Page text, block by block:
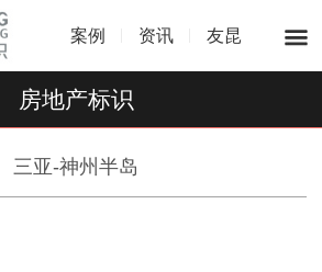
案例 资讯 友昆
房地产标识
三亚-神州半岛